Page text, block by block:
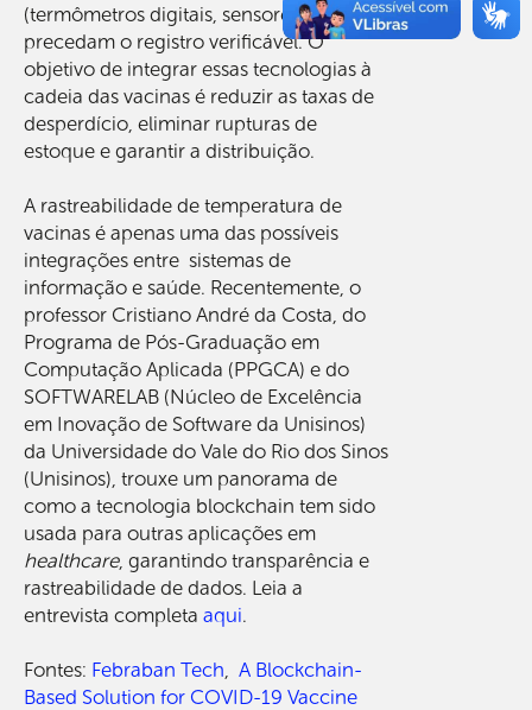
(termômetros digitais, sensores) e
precedam o registro verificável. O
objetivo de integrar essas tecnologias à
cadeia das vacinas é reduzir as taxas de
desperdício, eliminar rupturas de
estoque e garantir a distribuição.
A rastreabilidade de temperatura de
vacinas é apenas uma das possíveis
integrações entre sistemas de
informação e saúde. Recentemente, o
professor Cristiano André da Costa, do
Programa de Pós-Graduação em
Computação Aplicada (PPGCA) e do
SOFTWARELAB (Núcleo de Excelência
em Inovação de Software da Unisinos)
da Universidade do Vale do Rio dos Sinos
(Unisinos), trouxe um panorama de
como a tecnologia blockchain tem sido
usada para outras aplicações em
healthcare, garantindo transparência e
rastreabilidade de dados. Leia a
entrevista completa aqui.
Fontes: Febraban Tech
A Blockchain-
Based Solution for COVID-19 Vaccine